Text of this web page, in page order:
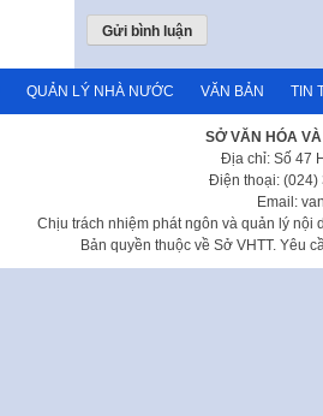
QUẢN LÝ NHÀ NƯỚC VĂN BẢN TIN
SỞ VĂN HÓA
Địa chỉ: Số 47
Điện thoại: (024)
Email:
Chịu trách nhiệm phát ngôn và quản lý nội
Bản quyền thuộc về Sở VHTT. Yêu